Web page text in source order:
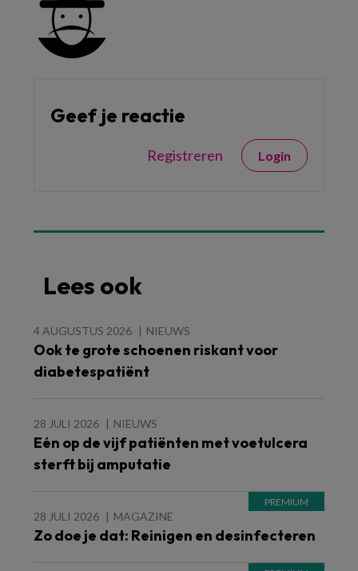
Geef je reactie
Registreren Login
Lees ook
4 AUGUSTUS 2026 NIEUWS
Ook te grote schoenen riskant voor
diabetespatiënt
28 JULI 2026 NIEUWS
Eén op de vijf patiënten met voetulcera
sterft bij amputatie
28 JULI 2026 MAGAZINE
Zo doe je dat: Reinigen en desinfecteren